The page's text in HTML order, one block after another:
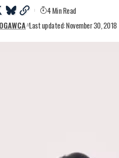
Last updated: November 30, 2018
4 Min Read